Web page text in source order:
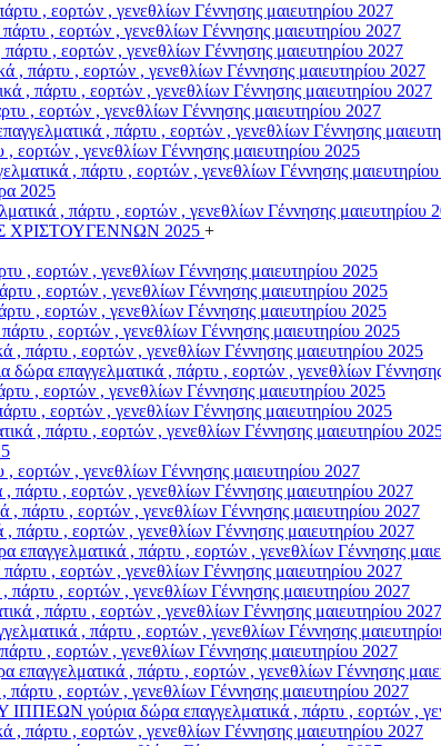
, εορτών , γενεθλίων Γέννησης μαιευτηρίου 2027
, εορτών , γενεθλίων Γέννησης μαιευτηρίου 2027
, εορτών , γενεθλίων Γέννησης μαιευτηρίου 2027
, εορτών , γενεθλίων Γέννησης μαιευτηρίου 2027
πάρτυ , εορτών , γενεθλίων Γέννησης μαιευτηρίου 2027
, εορτών , γενεθλίων Γέννησης μαιευτηρίου 2027
, πάρτυ , εορτών , γενεθλίων Γέννησης
, γενεθλίων Γέννησης μαιευτηρίου 2025
, πάρτυ , εορτών , γενεθλίων Γέννησης
2025
, πάρτυ , εορτών , γενεθλίων Γέννησης μαιευτηρίου
ΧΡΙΣΤΟΥΓΕΝΝΩΝ 2025 +
, εορτών , γενεθλίων Γέννησης μαιευτηρίου 2025
, εορτών , γενεθλίων Γέννησης μαιευτηρίου 2025
, εορτών , γενεθλίων Γέννησης μαιευτηρίου 2025
, εορτών , γενεθλίων Γέννησης μαιευτηρίου 2025
, εορτών , γενεθλίων Γέννησης μαιευτηρίου 2025
επαγγελματικά , πάρτυ , εορτών , γενεθλίων Γέννησης
, εορτών , γενεθλίων Γέννησης μαιευτηρίου 2025
, εορτών , γενεθλίων Γέννησης μαιευτηρίου 2025
, πάρτυ , εορτών , γενεθλίων Γέννησης μαιευτηρίου
, γενεθλίων Γέννησης μαιευτηρίου 2027
, εορτών , γενεθλίων Γέννησης μαιευτηρίου 2027
, εορτών , γενεθλίων Γέννησης μαιευτηρίου 2027
, εορτών , γενεθλίων Γέννησης μαιευτηρίου 2027
, πάρτυ , εορτών , γενεθλίων Γέννησης
, εορτών , γενεθλίων Γέννησης μαιευτηρίου 2027
, εορτών , γενεθλίων Γέννησης μαιευτηρίου 2027
, πάρτυ , εορτών , γενεθλίων Γέννησης μαιευτηρίου 2027
, πάρτυ , εορτών , γενεθλίων Γέννησης
, εορτών , γενεθλίων Γέννησης μαιευτηρίου 2027
, πάρτυ , εορτών , γενεθλίων Γέννησης
, εορτών , γενεθλίων Γέννησης μαιευτηρίου 2027
γούρια δώρα επαγγελματικά , πάρτυ , εορτών ,
, εορτών , γενεθλίων Γέννησης μαιευτηρίου 2027